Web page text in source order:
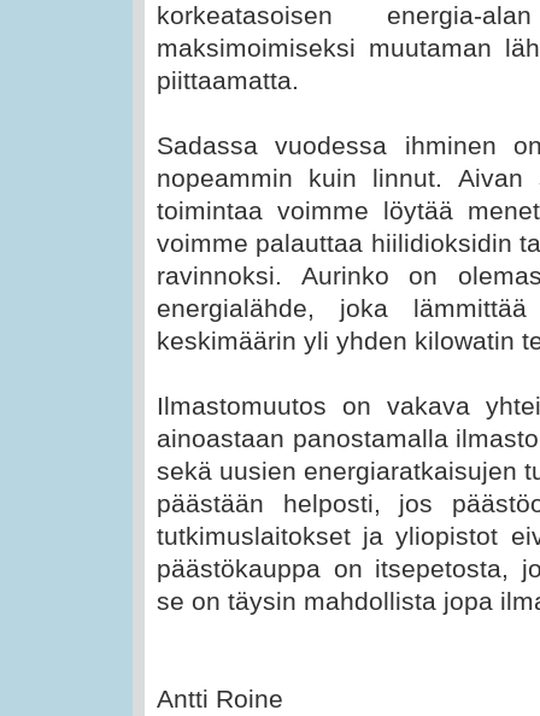
korkeatasoisen energia-
maksimoimiseksi muutaman
piittaamatta.
Sadassa vuodessa ihminen
nopeammin kuin linnut. Aivan
toimintaa voimme löytää
voimme palauttaa hiilidioksidin
ravinnoksi. Aurinko on
energialähde, joka
keskimäärin yli yhden kilowatin
Ilmastomuutos on vakava
ainoastaan panostamalla
sekä uusien energiaratkaisujen
päästään helposti, jos
tutkimuslaitokset ja yliopistot
päästökauppa on itsepetosta,
se on täysin mahdollista jopa
Antti Roine